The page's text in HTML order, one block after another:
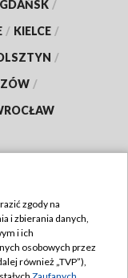
GDAŃSK /
/ KIELCE /
/
/
zgody na
i zbierania danych,
i ich
osobowych przez
również „TVP”),